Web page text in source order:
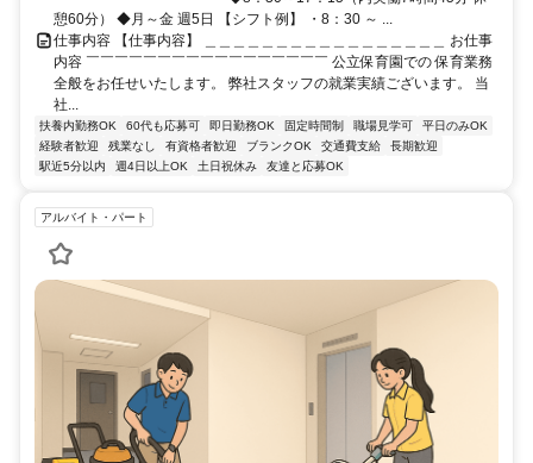
憩60分） ◆月～金 週5日 【シフト例】 ・8：30 ～ ...
仕事内容 【仕事内容】 ＿＿＿＿＿＿＿＿＿＿＿＿＿＿＿＿＿ お仕事
内容 ￣￣￣￣￣￣￣￣￣￣￣￣￣￣￣￣￣ 公立保育園での 保育業務
全般をお任せいたします。 弊社スタッフの就業実績ございます。 当
社...
扶養内勤務OK 60代も応募可 即日勤務OK 固定時間制 職場見学可
平日のみOK
経験者歓迎
残業なし 有資格者歓迎 ブランクOK 交通費支給
長期歓迎
駅近5分以内
週4日以上OK 土日祝休み 友達と応募OK
アルバイト・パート